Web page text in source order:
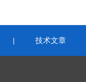
| 技术文章